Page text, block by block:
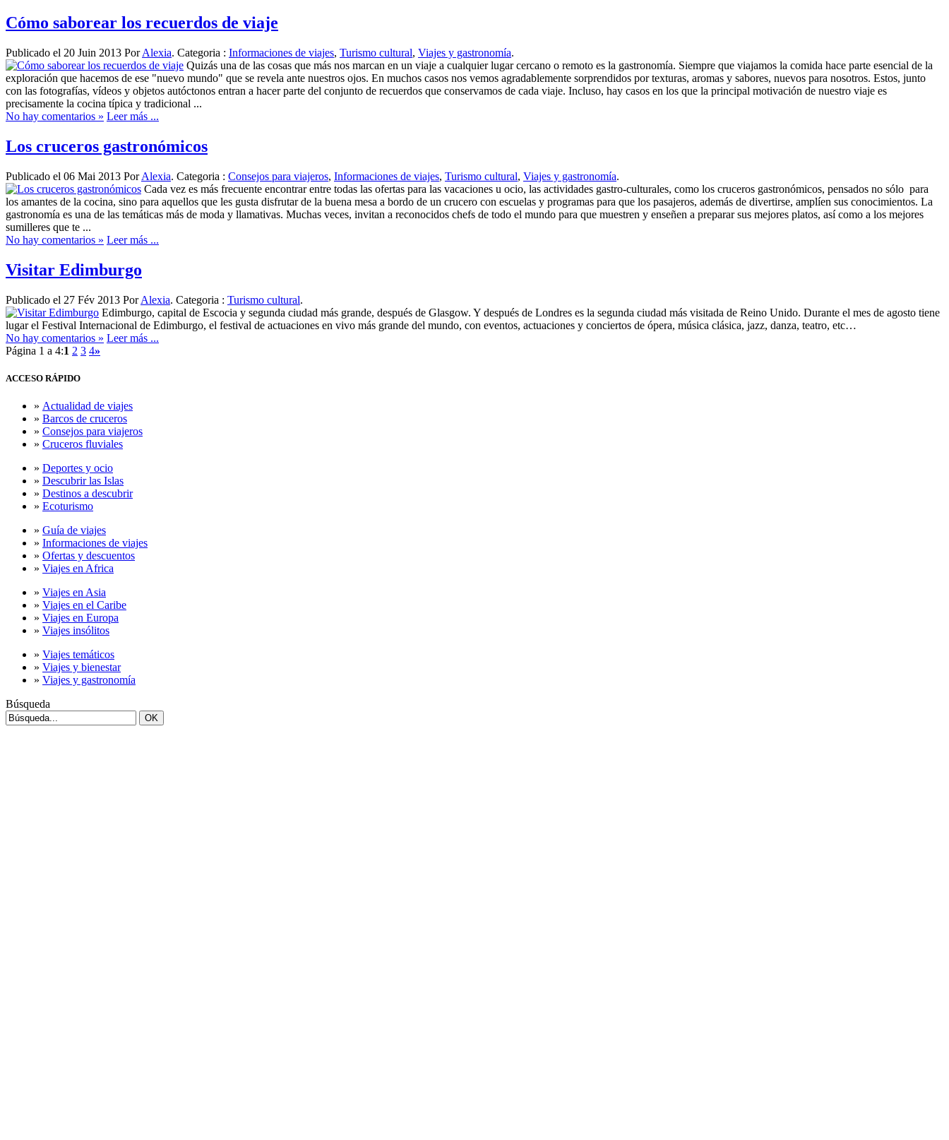
Cómo saborear los recuerdos de viaje
Publicado el 20 Juin 2013 PorAlexia. Categoria : Informaciones de viajes, Turismo cultural, Viajes y gastronomía.
Quizás una de las cosas que más nos marcan en un viaje a cualquier lugar cercano o remoto es la gastronomía. Siempre que viajamos la comida hace parte esencial de la
exploración que hacemos de ese "nuevo mundo" que se revela ante nuestros ojos. En muchos casos nos vemos agradablemente sorprendidos por texturas, aromas y sabores, nuevos para nosotros. Estos, junto
con las fotografías, vídeos y objetos autóctonos entran a hacer parte del conjunto de recuerdos que conservamos de cada viaje. Incluso, hay casos en los que la principal motivación de nuestro viaje es
precisamente la cocina típica y tradicional ...
No hay comentarios » Leer más ...
Los cruceros gastronómicos
Publicado el 06 Mai 2013 PorAlexia. Categoria : Consejos para viajeros, Informaciones de viajes, Turismo cultural, Viajes y gastronomía.
Cada vez es más frecuente encontrar entre todas las ofertas para las vacaciones u ocio, las actividades gastro-culturales, como los cruceros gastronómicos, pensados no sólo para
los amantes de la cocina, sino para aquellos que les gusta disfrutar de la buena mesa a bordo de un crucero con escuelas y programas para que los pasajeros, además de divertirse, amplíen sus conocimientos. La
gastronomía es una de las temáticas más de moda y llamativas. Muchas veces, invitan a reconocidos chefs de todo el mundo para que muestren y enseñen a preparar sus mejores platos, así como a los mejores
sumilleres que te ...
No hay comentarios » Leer más ...
Visitar Edimburgo
Publicado el 27 Fév 2013 PorAlexia. Categoria : Turismo cultural.
Edimburgo, capital de Escocia y segunda ciudad más grande, después de Glasgow. Y después de Londres es la segunda ciudad más visitada de Reino Unido. Durante el mes de agosto tiene
lugar el Festival Internacional de Edimburgo, el festival de actuaciones en vivo más grande del mundo, con eventos, actuaciones y conciertos de ópera, música clásica, jazz, danza, teatro, etc…
No hay comentarios » Leer más ...
Página 1 a 4:1 2 3 4»
ACCESO RÁPIDO
» Actualidad de viajes
» Barcos de cruceros
» Consejos para viajeros
» Cruceros fluviales
» Deportes y ocio
» Descubrir las Islas
» Destinos a descubrir
» Ecoturismo
» Guía de viajes
» Informaciones de viajes
» Ofertas y descuentos
» Viajes en Africa
» Viajes en Asia
» Viajes en el Caribe
» Viajes en Europa
» Viajes insólitos
» Viajes temáticos
» Viajes y bienestar
» Viajes y gastronomía
Búsqueda